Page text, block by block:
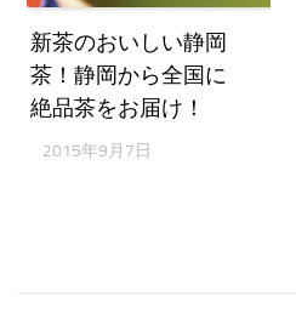
新茶のおいしい静岡
茶！静岡から全国に
絶品茶をお届け！
2015年9月7日